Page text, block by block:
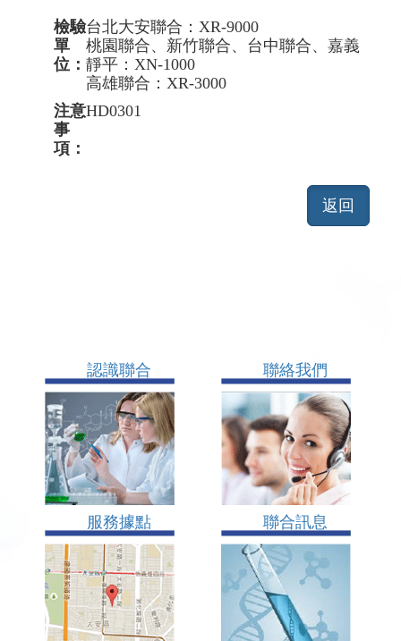
檢驗
單
位：
台北大安聯合：XR-9000
桃園聯合、新竹聯合、台中聯合、嘉義
靜平：XN-1000
高雄聯合：XR-3000
注意
事
項：
HD0301
認識聯合 聯絡我們
服務據點 聯合訊息